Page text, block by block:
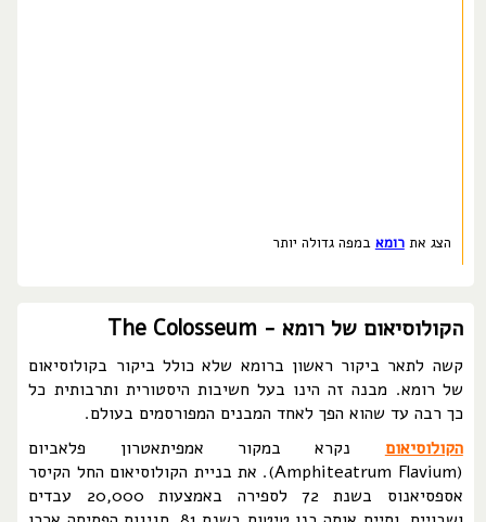
הצג אתרומא במפה גדולה יותר
הקולוסיאום של רומא - The Colosseum
קשה לתאר ביקור ראשון ברומא שלא כולל ביקור בקולוסיאום
של רומא. מבנה זה הינו בעל חשיבות היסטורית ותרבותית כל
כך רבה עד שהוא הפך לאחד המבנים המפורסמים בעולם.
הקולוסיאום נקרא במקור אמפיתאטרון פלאביום
(Amphiteatrum Flavium). את בניית הקולוסיאום החל הקיסר
אספסיאנוס בשנת 72 לספירה באמצעות 20,000 עבדים